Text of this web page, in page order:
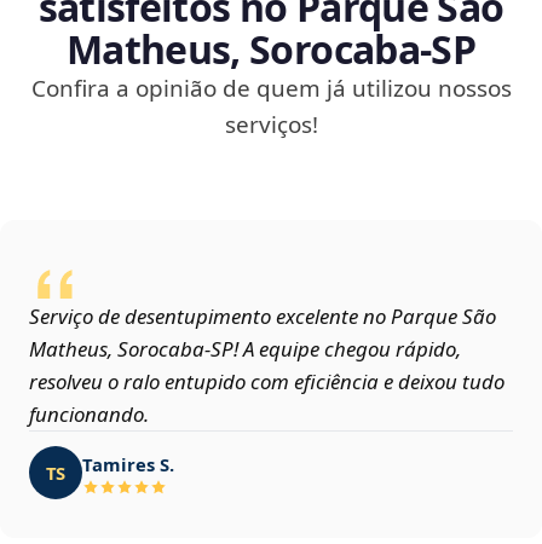
Matheus, Sorocaba‑SP
Confira a opinião de quem já utilizou nossos
serviços!
Serviço de desentupimento excelente no Parque São
Matheus, Sorocaba‑SP! A equipe chegou rápido,
resolveu o ralo entupido com eficiência e deixou tudo
funcionando.
TS Tamires S.